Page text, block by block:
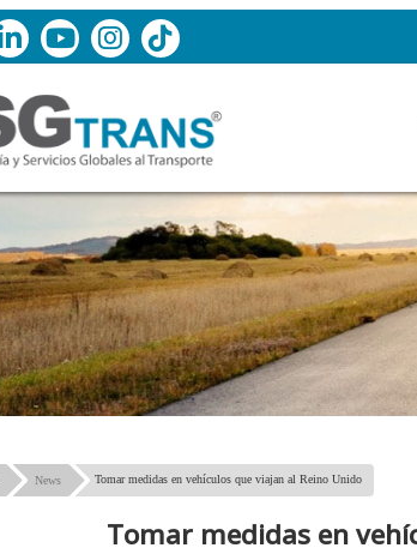
News Tomar medidas en vehículos que viajan al Reino Unido
Tomar medidas en